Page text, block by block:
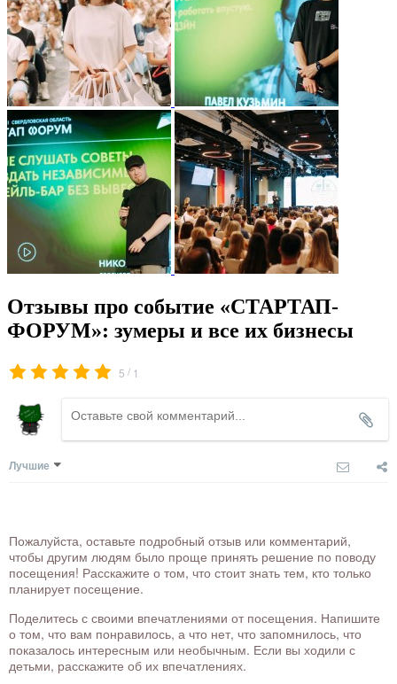
Отзывы про событие «СТАРТАП-
ФОРУМ»: зумеры и все их бизнесы
5 / 1
Лучшие
Пожалуйста, оставьте подробный отзыв или комментарий,
чтобы другим людям было проще принять решение по поводу
посещения! Расскажите о том, что стоит знать тем, кто только
планирует посещение.
Поделитесь с своими впечатлениями от посещения. Напишите
о том, что вам понравилось, а что нет, что запомнилось, что
показалось интересным или необычным. Если вы ходили с
детьми, расскажите об их впечатлениях.